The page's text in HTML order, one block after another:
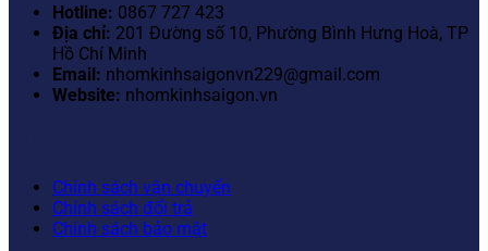
Hotline: 0867 727 423
Địa chỉ: 201 Đường số 10, Phường Bình Hưng Hoà, TP
Hồ Chí Minh
Email: nhomkinhsaigonvn229@gmail.com
Website: nhomkinhsaigon.vn
Chính sách vận chuyển
Chính sách đổi trả
Chính sách bảo mật